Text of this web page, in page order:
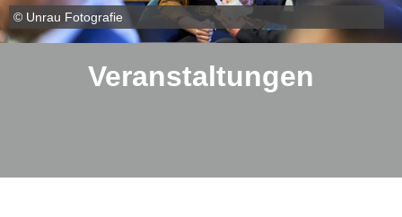
Veranstaltungen
© Unrau Fotografie